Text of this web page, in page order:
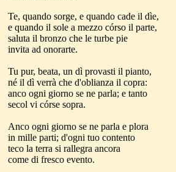
Te, quando sorge, e quando cade il dìe,
e quando il sole a mezzo córso il parte,
saluta il bronzo che le turbe pie
invita ad onorarte.
Tu pur, beata, un dì provasti il pianto,
né il dì verrà che d'oblianza il copra:
anco ogni giorno se ne parla; e tanto
secol vi córse sopra.
Anco ogni giorno se ne parla e plora
in mille parti; d'ogni tuo contento
teco la terra si rallegra ancora
come di fresco evento.